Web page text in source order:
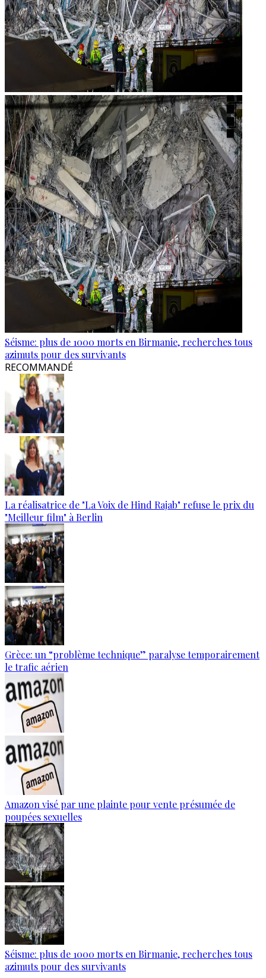
Séisme: plus de 1000 morts en Birmanie, recherches tous
azimuts pour des survivants
RECOMMANDÉ
La réalisatrice de "La Voix de Hind Rajab" refuse le prix du
"Meilleur film" à Berlin
Grèce: un “problème technique” paralyse temporairement
le trafic aérien
Amazon visé par une plainte pour vente présumée de
poupées sexuelles
Séisme: plus de 1000 morts en Birmanie, recherches tous
azimuts pour des survivants